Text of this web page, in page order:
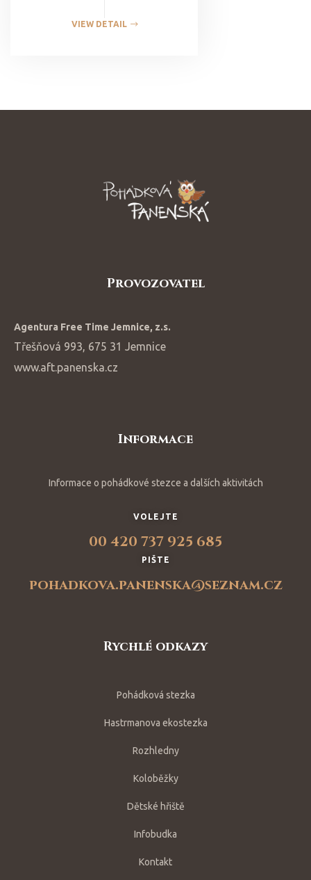
VIEW DETAIL
Provozovatel
Agentura Free Time Jemnice, z.s.
Třešňová 993, 675 31 Jemnice
www.aft.panenska.cz
Informace
Informace o pohádkové stezce a dalších aktivitách
VOLEJTE
00 420 737 925 685
PIŠTE
pohadkova.panenska@seznam.cz
Rychlé odkazy
Pohádková stezka
Hastrmanova ekostezka
Rozhledny
Koloběžky
Dětské hřiště
Infobudka
Kontakt